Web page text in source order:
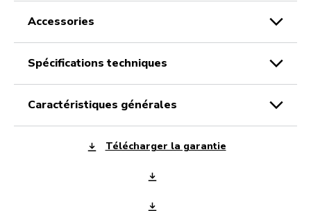
accessories
spécifications techniques
caractéristiques générales
Télécharger la garantie